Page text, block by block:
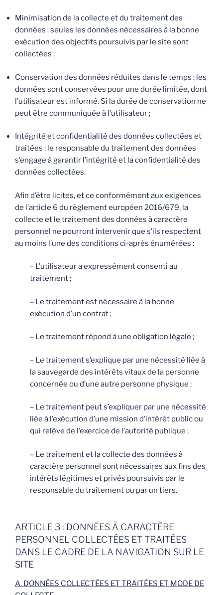
Minimisation de la collecte et du traitement des
données : seules les données nécessaires à la bonne
exécution des objectifs poursuivis par le site sont
collectées ;
Conservation des données réduites dans le temps : les
données sont conservées pour une durée limitée, dont
l’utilisateur est informé. Si la durée de conservation ne
peut être communiquée à l’utilisateur ;
Intégrité et confidentialité des données collectées et
traitées : le responsable du traitement des données
s’engage à garantir l’intégrité et la confidentialité des
données collectées.
Afin d’être licites, et ce conformément aux exigences
de l’article 6 du règlement européen 2016/679, la
collecte et le traitement des données à caractère
personnel ne pourront intervenir que s’ils respectent
au moins l’une des conditions ci-après énumérées :
– L’utilisateur a expressément consenti au
traitement ;
– Le traitement est nécessaire à la bonne
exécution d’un contrat ;
– Le traitement répond à une obligation légale ;
– Le traitement s’explique par une nécessité liée à
la sauvegarde des intérêts vitaux de la personne
concernée ou d’une autre personne physique ;
– Le traitement peut s’expliquer par une nécessité
liée à l’exécution d’une mission d’intérêt public ou
qui relève de l’exercice de l’autorité publique ;
– Le traitement et la collecte des données à
caractère personnel sont nécessaires aux fins des
intérêts légitimes et privés poursuivis par le
responsable du traitement ou par un tiers.
ARTICLE 3 : DONNÉES À CARACTÈRE
PERSONNEL COLLECTÉES ET TRAITÉES
DANS LE CADRE DE LA NAVIGATION SUR LE
SITE
A. DONNÉES COLLECTÉES ET TRAITÉES ET MODE DE